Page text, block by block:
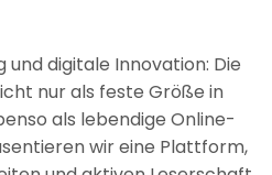
und digitale Innovation: Die
nur als feste Größe in
als lebendige Online-
wir eine Plattform,